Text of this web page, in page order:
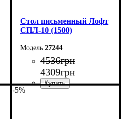
Стол письменный Лофт
СПЛ-10 (1500)
27244
4536грн
4309грн
-5%